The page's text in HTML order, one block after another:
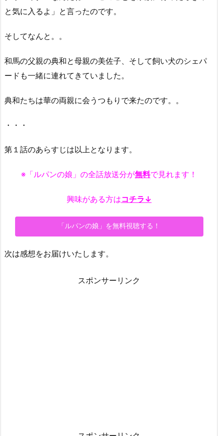
と気に入るよ」と言ったのです。
そしてなんと。。
和馬の父親の典和と母親の美佐子、そして飼い犬のシェパ
ードも一緒に連れてきていました。
典和たちは華の両親に会うつもりで来たのです。。
・・・
第１話のあらすじは以上となります。
※「ルパンの娘」の全話放送分が無料で見れます！
興味がある方はコチラ↓
「ルパンの娘」を無料視聴する！
次は感想をお届けいたします。
スポンサーリンク